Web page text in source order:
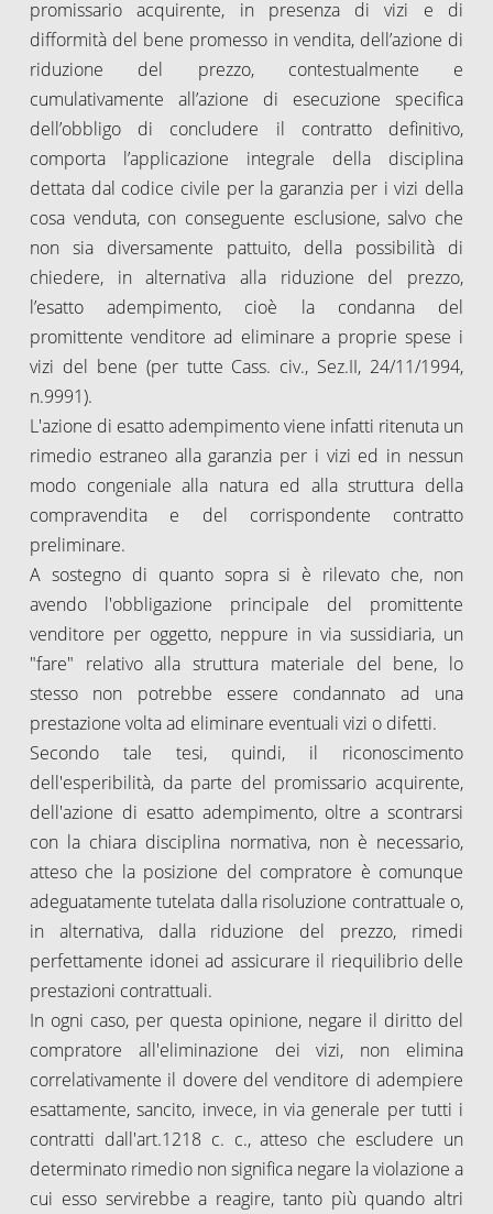
promissario acquirente, in presenza di vizi e di
difformità del bene promesso in vendita, dell’azione di
riduzione del prezzo, contestualmente e
cumulativamente all’azione di esecuzione specifica
dell’obbligo di concludere il contratto definitivo,
comporta l’applicazione integrale della disciplina
dettata dal codice civile per la garanzia per i vizi della
cosa venduta, con conseguente esclusione, salvo che
non sia diversamente pattuito, della possibilità di
chiedere, in alternativa alla riduzione del prezzo,
l’esatto adempimento, cioè la condanna del
promittente venditore ad eliminare a proprie spese i
vizi del bene (per tutte Cass. civ., Sez.II, 24/11/1994,
n.9991).
L'azione di esatto adempimento viene infatti ritenuta un
rimedio estraneo alla garanzia per i vizi ed in nessun
modo congeniale alla natura ed alla struttura della
compravendita e del corrispondente contratto
preliminare.
A sostegno di quanto sopra si è rilevato che, non
avendo l'obbligazione principale del promittente
venditore per oggetto, neppure in via sussidiaria, un
"fare" relativo alla struttura materiale del bene, lo
stesso non potrebbe essere condannato ad una
prestazione volta ad eliminare eventuali vizi o difetti.
Secondo tale tesi, quindi, il riconoscimento
dell'esperibilità, da parte del promissario acquirente,
dell'azione di esatto adempimento, oltre a scontrarsi
con la chiara disciplina normativa, non è necessario,
atteso che la posizione del compratore è comunque
adeguatamente tutelata dalla risoluzione contrattuale o,
in alternativa, dalla riduzione del prezzo, rimedi
perfettamente idonei ad assicurare il riequilibrio delle
prestazioni contrattuali.
In ogni caso, per questa opinione, negare il diritto del
compratore all'eliminazione dei vizi, non elimina
correlativamente il dovere del venditore di adempiere
esattamente, sancito, invece, in via generale per tutti i
contratti dall'art.1218 c. c., atteso che escludere un
determinato rimedio non significa negare la violazione a
cui esso servirebbe a reagire, tanto più quando altri